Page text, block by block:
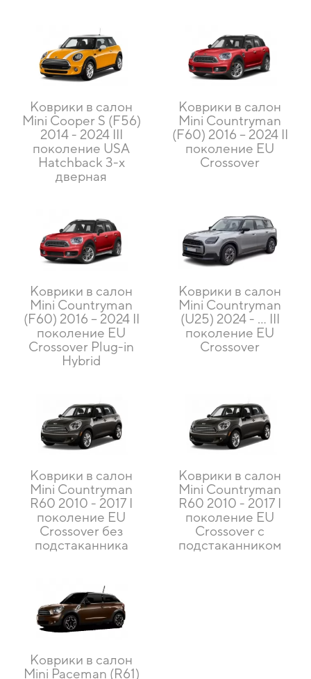
Коврики в салон
Mini Cooper S (F56)
2014 - 2024 III
поколение USA
Hatchback 3-х
дверная
Коврики в салон
Mini Countryman
(F60) 2016 – 2024 II
поколение EU
Crossover
Коврики в салон
Mini Countryman
(F60) 2016 – 2024 II
поколение EU
Crossover Plug-in
Hybrid
Коврики в салон
Mini Countryman
(U25) 2024 - ... III
поколение EU
Crossover
Коврики в салон
Mini Countryman
R60 2010 - 2017 I
поколение EU
Crossover без
подстаканника
Коврики в салон
Mini Countryman
R60 2010 - 2017 I
поколение EU
Crossover с
подстаканником
Коврики в салон
Mini Paceman (R61)